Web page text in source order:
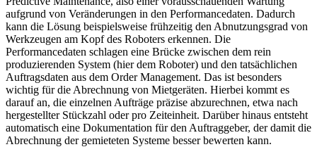
aufgrund von Veränderungen in den Performancedaten. Dadurch
kann die Lösung beispielsweise frühzeitig den Abnutzungsgrad von
Werkzeugen am Kopf des Roboters erkennen. Die
Performancedaten schlagen eine Brücke zwischen dem rein
produzierenden System (hier dem Roboter) und den tatsächlichen
Auftragsdaten aus dem Order Management. Das ist besonders
wichtig für die Abrechnung von Mietgeräten. Hierbei kommt es
darauf an, die einzelnen Aufträge präzise abzurechnen, etwa nach
hergestellter Stückzahl oder pro Zeiteinheit. Darüber hinaus entsteht
automatisch eine Dokumentation für den Auftraggeber, der damit die
Abrechnung der gemieteten Systeme besser bewerten kann.